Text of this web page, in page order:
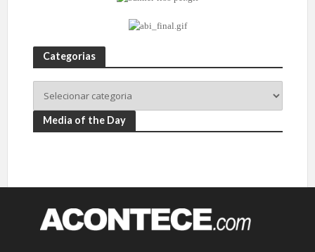
Categorias
Media of the Day